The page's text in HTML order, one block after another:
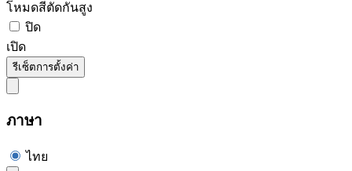
โหมดสีตัดกันสูง
ปิด
เปิด
รีเซ็ตการตั้งค่า
ภาษา
ไทย